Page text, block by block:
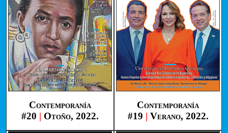
Contemporanía
#20 | Otoño, 2022.
Contemporanía
#19 | Verano, 2022.